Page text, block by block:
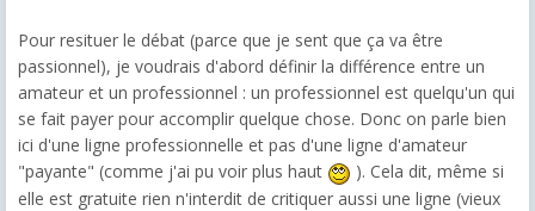
Pour resituer le débat (parce que je sent que ça va être
passionnel), je voudrais d'abord définir la différence entre un
amateur et un professionnel : un professionnel est quelqu'un qui
se fait payer pour accomplir quelque chose. Donc on parle bien
ici d'une ligne professionnelle et pas d'une ligne d'amateur
"payante" (comme j'ai pu voir plus haut
). Cela dit, même si
elle est gratuite rien n'interdit de critiquer aussi une ligne (vieux